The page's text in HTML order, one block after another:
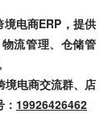
电商ERP，提供
流管理、仓储管
电商交流群、店
19926426462